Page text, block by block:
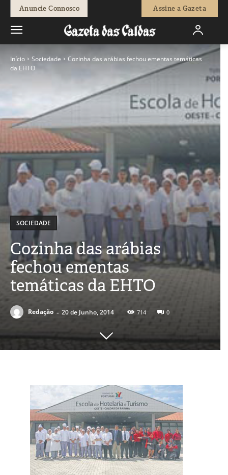
Anuncie Connosco Assine a Gazeta
Início Sociedade
Cozinha das arábias fechou ementas temáticas
da EHTO
SOCIEDADE
Cozinha das arábias
fechou ementas
temáticas da EHTO
Redação - 20 de Junho, 2014 714 0